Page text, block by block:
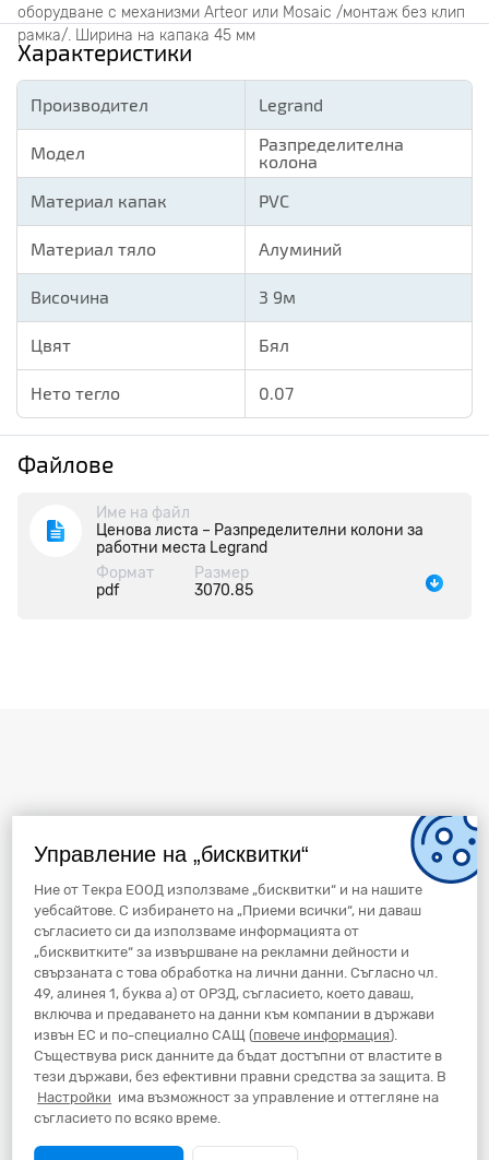
Управление на „бисквитки“
Ние от Текра ЕООД използваме „бисквитки“ и на нашите
уебсайтове. С избирането на „Приеми всички“, ни даваш
съгласието си да използваме информацията от
„бисквитките“ за извършване на рекламни дейности и
свързаната с това обработка на лични данни. Съгласно чл.
49, алинея 1, буква а) от ОРЗД, съгласието, което даваш,
включва и предаването на данни към компании в държави
извън ЕС и по-специално САЩ (повече информация).
Съществува риск данните да бъдат достъпни от властите в
тези държави, без ефективни правни средства за защита. В
Настройки има възможност за управление и оттегляне на
съгласието по всяко време.
оборудване с механизми Arteor или Mosaic /монтаж без клип
рамка/. Ширина на капака 45 мм
Характеристики
Производител Legrand
Модел
Разпределителна
колона
Материал капак
PVC
Материал тяло Алуминий
Височина 3 9м
Цвят Бял
Нето тегло 0.07
Файлове
Име на файл
Ценова листа – Разпределителни колони за
работни места Legrand
Формат
pdf
Размер
3070.85